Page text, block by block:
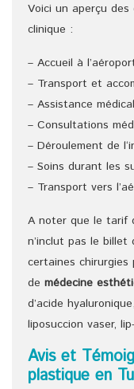
Voici un aperçu
clinique :
– Accueil à
– Transport et
– Assistance
– Consultations
– Déroulement de
– Soins durant les
– Transport vers
A noter que le tarif
n’inclut pas le billet
certaines
de médecine
d’acide
liposuccion vaser,
Avis et
plastique en